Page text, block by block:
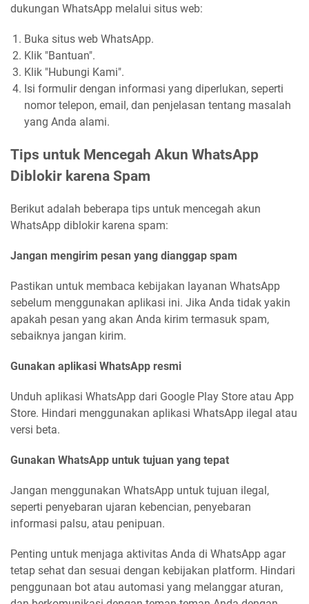
dukungan WhatsApp melalui situs web:
Buka situs web WhatsApp.
Klik "Bantuan".
Klik "Hubungi Kami".
Isi formulir dengan informasi yang diperlukan, seperti
nomor telepon, email, dan penjelasan tentang masalah
yang Anda alami.
Tips untuk Mencegah Akun WhatsApp
Diblokir karena Spam
Berikut adalah beberapa tips untuk mencegah akun
WhatsApp diblokir karena spam:
Jangan mengirim pesan yang dianggap spam
Pastikan untuk membaca kebijakan layanan WhatsApp
sebelum menggunakan aplikasi ini. Jika Anda tidak yakin
apakah pesan yang akan Anda kirim termasuk spam,
sebaiknya jangan kirim.
Gunakan aplikasi WhatsApp resmi
Unduh aplikasi WhatsApp dari Google Play Store atau App
Store. Hindari menggunakan aplikasi WhatsApp ilegal atau
versi beta.
Gunakan WhatsApp untuk tujuan yang tepat
Jangan menggunakan WhatsApp untuk tujuan ilegal,
seperti penyebaran ujaran kebencian, penyebaran
informasi palsu, atau penipuan.
Penting untuk menjaga aktivitas Anda di WhatsApp agar
tetap sehat dan sesuai dengan kebijakan platform. Hindari
penggunaan bot atau automasi yang melanggar aturan,